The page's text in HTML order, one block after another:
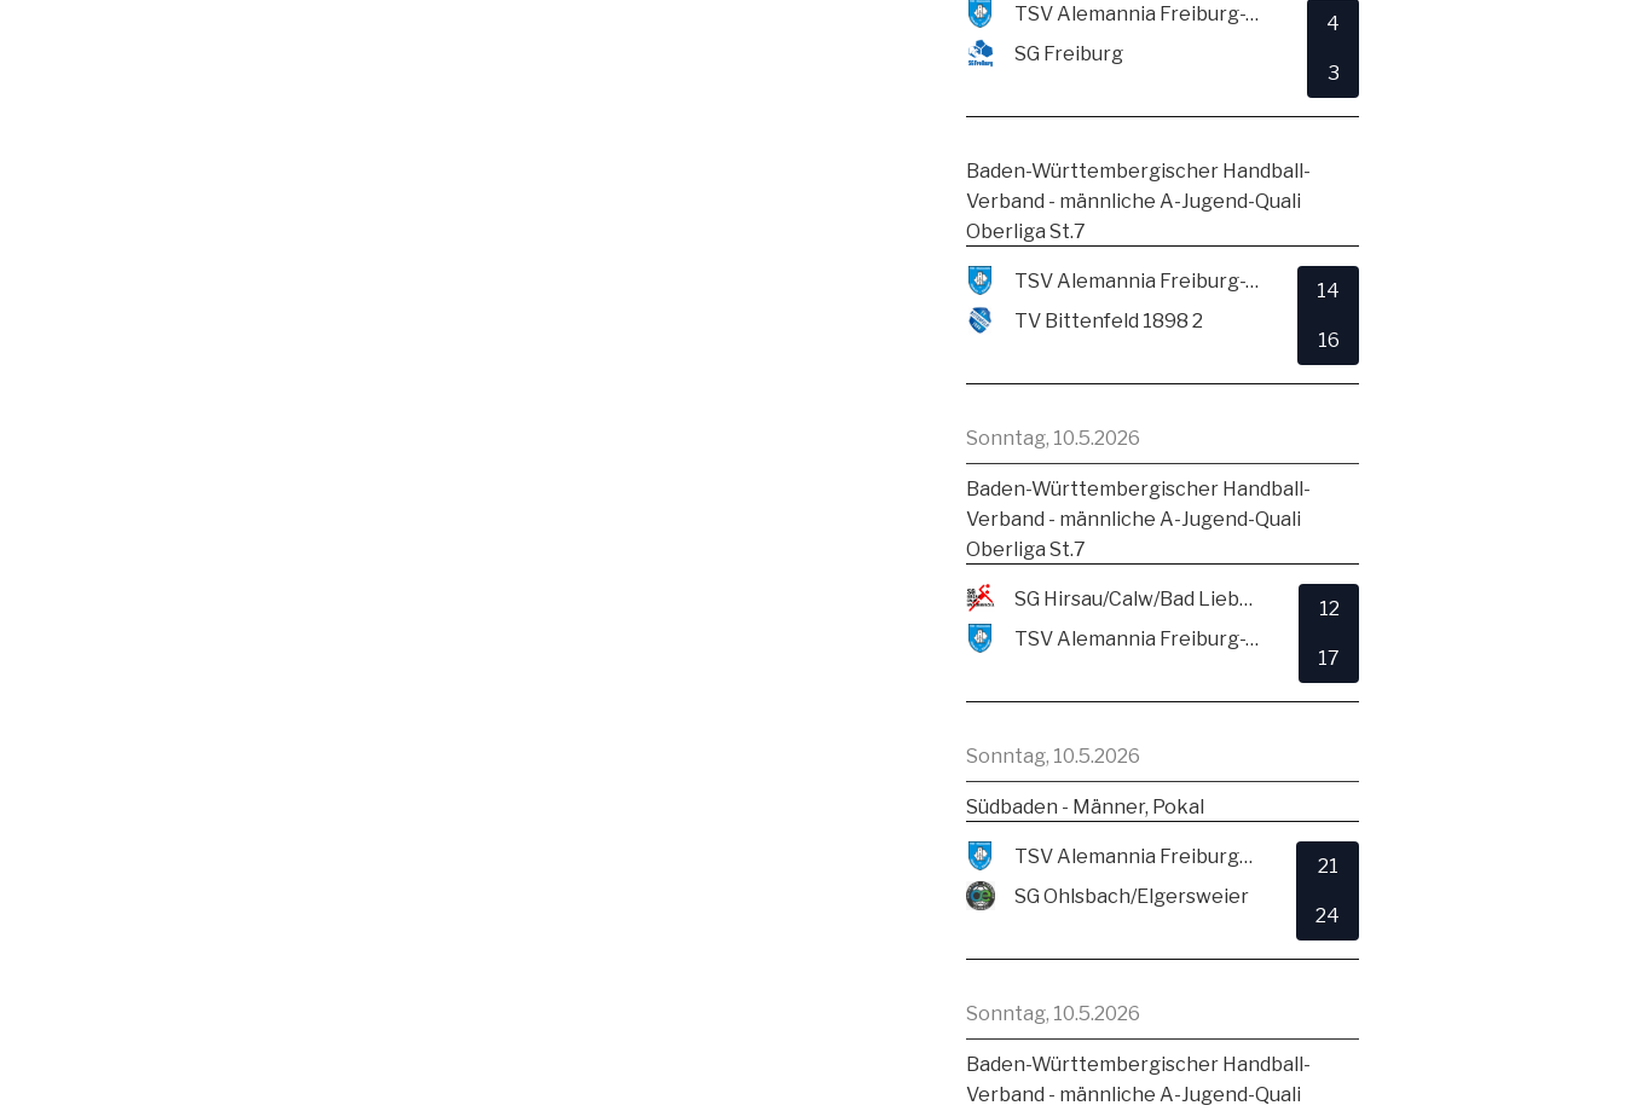
TSV Alemannia Freiburg-Zähringen
SG Freiburg
4
3
Baden-Württembergischer Handball-
Verband - männliche A-Jugend-Quali
Oberliga St.7
TSV Alemannia Freiburg-Zähringen
TV Bittenfeld 1898 2
14
16
Sonntag, 10.5.2026
Baden-Württembergischer Handball-
Verband - männliche A-Jugend-Quali
Oberliga St.7
SG Hirsau/Calw/Bad Liebenzell
TSV Alemannia Freiburg-Zähringen
12
17
Sonntag, 10.5.2026
Südbaden - Männer, Pokal
TSV Alemannia Freiburg-Zähringen
SG Ohlsbach/Elgersweier
21
24
Sonntag, 10.5.2026
Baden-Württembergischer Handball-
Verband - männliche A-Jugend-Quali